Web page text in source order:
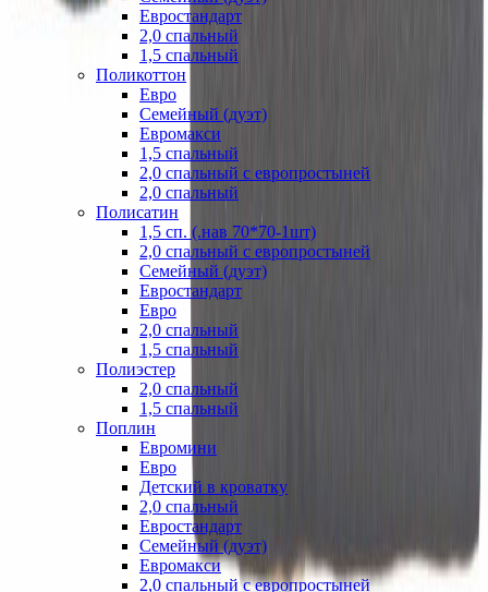
Евростандарт
2,0 спальный
1,5 спальный
Поликоттон
Евро
Семейный (дуэт)
Евромакси
1,5 спальный
2,0 спальный с европростыней
2,0 спальный
Полисатин
1,5 сп. (.нав 70*70-1шт)
2,0 спальный с европростыней
Семейный (дуэт)
Евростандарт
Евро
2,0 спальный
1,5 спальный
Полиэстер
2,0 спальный
1,5 спальный
Поплин
Евромини
Евро
Детский в кроватку
2,0 спальный
Евростандарт
Семейный (дуэт)
Евромакси
2,0 спальный с европростыней